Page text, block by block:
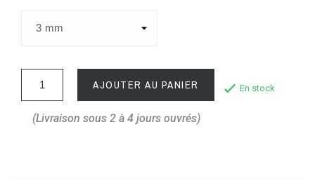
AJOUTER AU PANIER En stock
(Livraison sous 2 à 4 jours ouvrés)